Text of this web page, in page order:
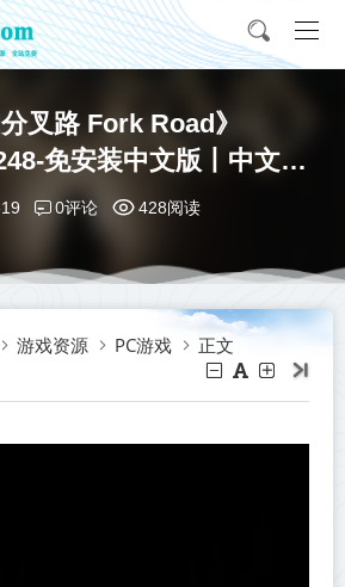
分叉路 Fork Road》
免安装中文版丨中文版
网盘下载
0评论 428阅读
游戏资源 PC游戏 正文